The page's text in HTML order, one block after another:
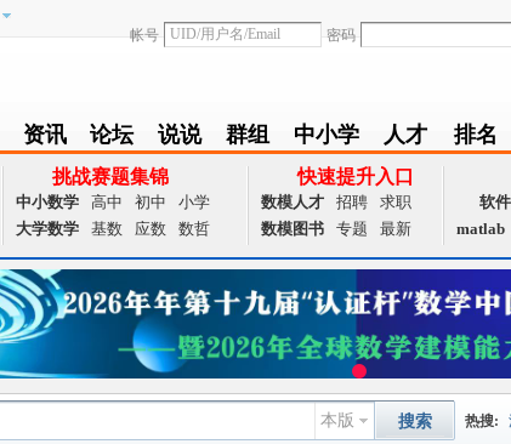
帐号
密码
资讯
NEWS
论坛
BBS
说说
Follow
群组
group
中小学
zxx
人才
achieve
排名
Ranklist
挑战赛题集锦
中小数学 高中 初中
小学
大学数学
基数 应数 数哲
快速提升入口
数模人才 招聘
求职
数模图书
专题 最新
软件
matlab
本版 搜索 热搜: